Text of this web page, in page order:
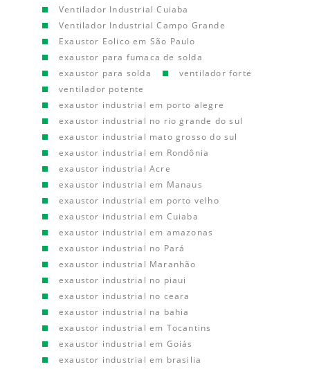
Ventilador Industrial Cuiaba
Ventilador Industrial Campo Grande
Exaustor Eolico em São Paulo
exaustor para fumaca de solda
exaustor para solda
ventilador forte
ventilador potente
exaustor industrial em porto alegre
exaustor industrial no rio grande do sul
exaustor industrial mato grosso do sul
exaustor industrial em Rondônia
exaustor industrial Acre
exaustor industrial em Manaus
exaustor industrial em porto velho
exaustor industrial em Cuiaba
exaustor industrial em amazonas
exaustor industrial no Pará
exaustor industrial Maranhão
exaustor industrial no piaui
exaustor industrial no ceara
exaustor industrial na bahia
exaustor industrial em Tocantins
exaustor industrial em Goiás
exaustor industrial em brasilia